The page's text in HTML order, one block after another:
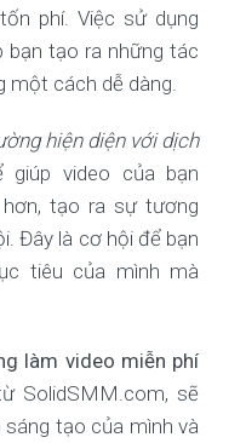
phí. Việc sử dụng
bạn tạo ra những tác
một cách dễ dàng.
hiện diện với dịch
video của bạn
tạo ra sự tương
Đây là cơ hội để bạn
tiêu của mình mà
làm video miễn phí
SolidSMM.com, sẽ
tạo của mình và